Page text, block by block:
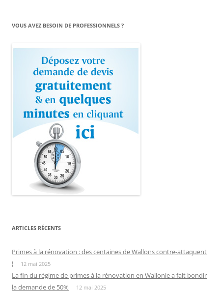
VOUS AVEZ BESOIN DE PROFESSIONNELS ?
ARTICLES RÉCENTS
Primes à la rénovation : des centaines de Wallons contre-attaquent
!
12 mai 2025
La fin du régime de primes à la rénovation en Wallonie a fait bondir
la demande de 50%
12 mai 2025